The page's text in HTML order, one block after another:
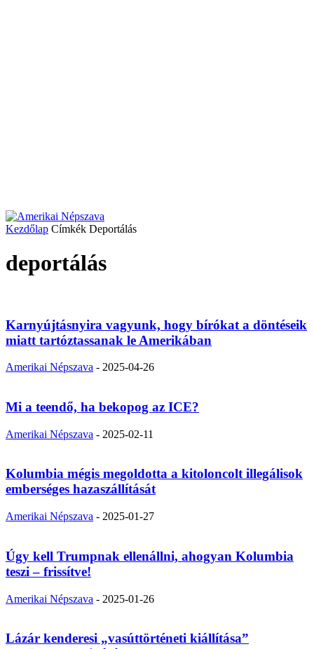
Kezdőlap Címkék Deportálás
deportálás
Karnyújtásnyira vagyunk, hogy bírókat a döntéseik
miatt tartóztassanak le Amerikában
Amerikai Népszava - 2025-04-26
Mi a teendő, ha bekopog az ICE?
Amerikai Népszava - 2025-02-11
Kolumbia mégis megoldotta a kitoloncolt illegálisok
emberséges hazaszállítását
Amerikai Népszava - 2025-01-27
Úgy kell Trumpnak ellenállni, ahogyan Kolumbia
teszi – frissítve!
Amerikai Népszava - 2025-01-26
Lázár kenderesi „vasúttörténeti kiállítása”